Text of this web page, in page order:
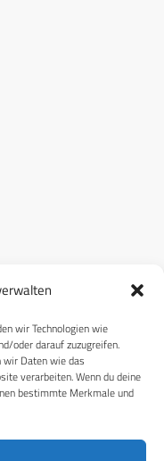
wir Technologien wie
oder darauf zuzugreifen.
wir Daten wie das
verarbeiten. Wenn du deine
bestimmte Merkmale und